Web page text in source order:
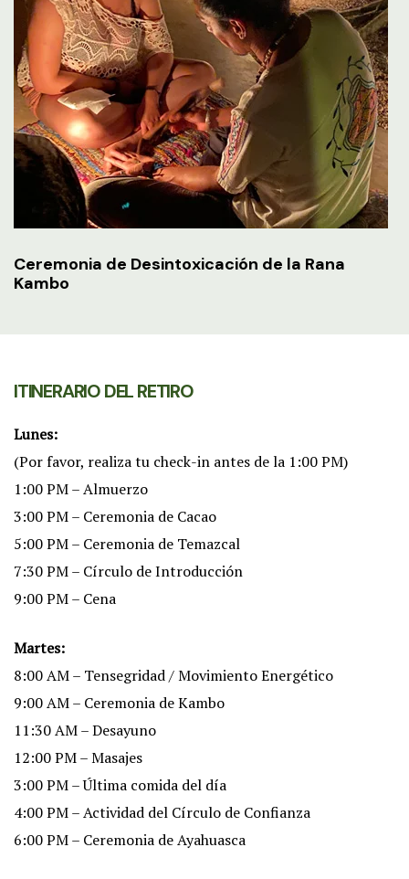
Ceremonia de Desintoxicación de la Rana
Kambo
ITINERARIO DEL RETIRO
Lunes:
(Por favor, realiza tu check-in antes de la 1:00 PM)
1:00 PM – Almuerzo
3:00 PM – Ceremonia de Cacao
5:00 PM – Ceremonia de Temazcal
7:30 PM – Círculo de Introducción
9:00 PM – Cena
Martes:
8:00 AM – Tensegridad / Movimiento Energético
9:00 AM – Ceremonia de Kambo
11:30 AM – Desayuno
12:00 PM – Masajes
3:00 PM – Última comida del día
4:00 PM – Actividad del Círculo de Confianza
6:00 PM – Ceremonia de Ayahuasca